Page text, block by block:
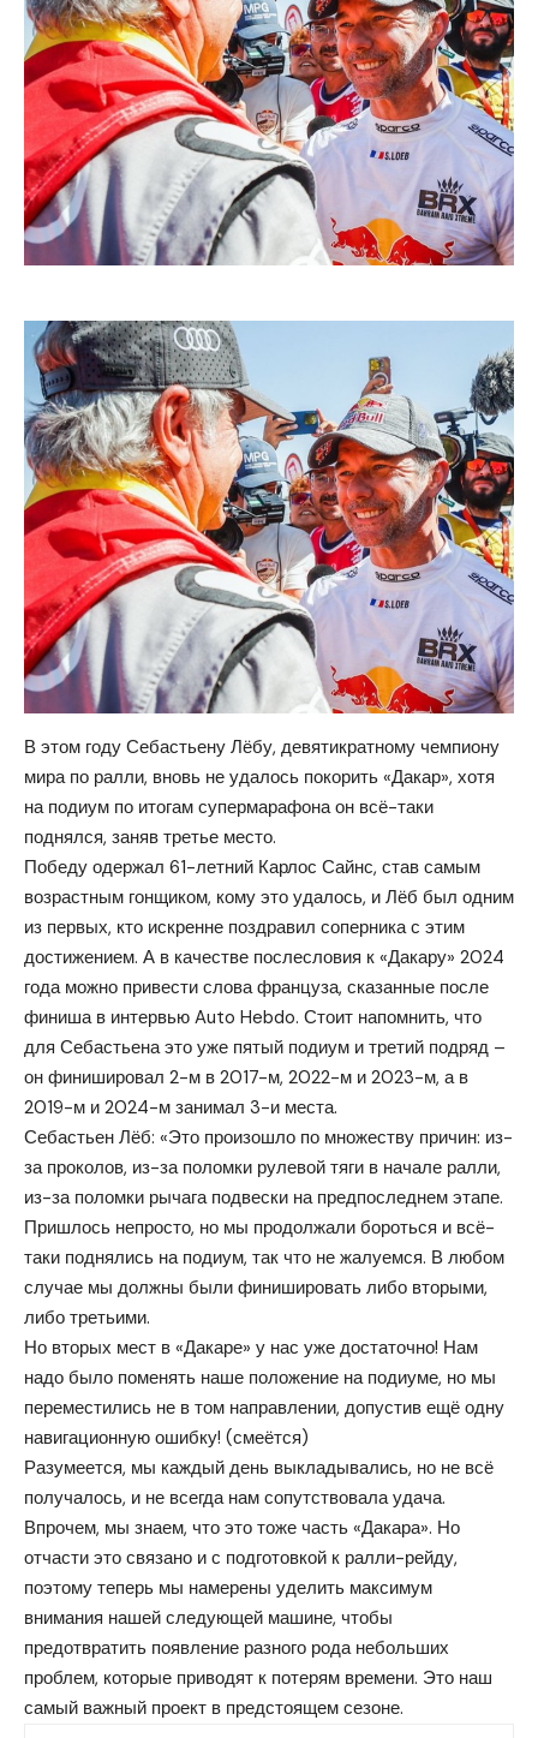
В этом году Себастьену Лёбу, девятикратному чемпиону
мира по ралли, вновь не удалось покорить «Дакар», хотя
на подиум по итогам супермарафона он всё-таки
поднялся, заняв третье место.
Победу одержал 61-летний Карлос Сайнс, став самым
возрастным гонщиком, кому это удалось, и Лёб был одним
из первых, кто искренне поздравил соперника с этим
достижением. А в качестве послесловия к «Дакару» 2024
года можно привести слова француза, сказанные после
финиша в интервью Auto Hebdo. Стоит напомнить, что
для Себастьена это уже пятый подиум и третий подряд –
он финишировал 2-м в 2017-м, 2022-м и 2023-м, а в
2019-м и 2024-м занимал 3-и места.
Себастьен Лёб: «Это произошло по множеству причин: из-
за проколов, из-за поломки рулевой тяги в начале ралли,
из-за поломки рычага подвески на предпоследнем этапе.
Пришлось непросто, но мы продолжали бороться и всё-
таки поднялись на подиум, так что не жалуемся. В любом
случае мы должны были финишировать либо вторыми,
либо третьими.
Но вторых мест в «Дакаре» у нас уже достаточно! Нам
надо было поменять наше положение на подиуме, но мы
переместились не в том направлении, допустив ещё одну
навигационную ошибку! (смеётся)
Разумеется, мы каждый день выкладывались, но не всё
получалось, и не всегда нам сопутствовала удача.
Впрочем, мы знаем, что это тоже часть «Дакара». Но
отчасти это связано и с подготовкой к ралли-рейду,
поэтому теперь мы намерены уделить максимум
внимания нашей следующей машине, чтобы
предотвратить появление разного рода небольших
проблем, которые приводят к потерям времени. Это наш
самый важный проект в предстоящем сезоне.